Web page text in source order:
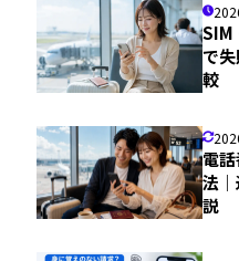
SIM
で
較
電
法
説